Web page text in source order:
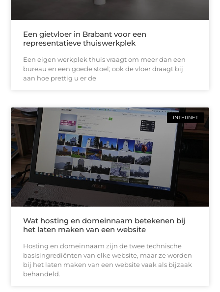
Een gietvloer in Brabant voor een
representatieve thuiswerkplek
Een eigen werkplek thuis vraagt om meer dan een
bureau en een goede stoel; ook de vloer draagt bij
aan hoe prettig u er de
INTERNET
Wat hosting en domeinnaam betekenen bij
het laten maken van een website
Hosting en domeinnaam zijn de twee technische
basisingrediënten van elke website, maar ze worden
bij het laten maken van een website vaak als bijzaak
behandeld.